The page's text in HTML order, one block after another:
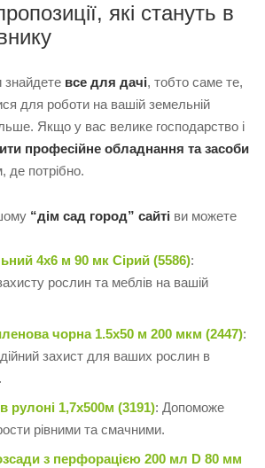
які стануть в
знайдете все для дачі, тобто саме те,
для роботи на вашій земельній
Якщо у вас велике господарство і
професійне обладнання та засоби
де потрібно.
“дім сад город” сайті ви можете
4х6 м 90 мк Сірий (5586):
рослин та меблів на вашій
чорна 1.5х50 м 200 мкм (2447):
захист для ваших рослин в
рулоні 1,7х500м (3191): Допоможе
рівними та смачними.
з перфорацією 200 мл D 80 мм